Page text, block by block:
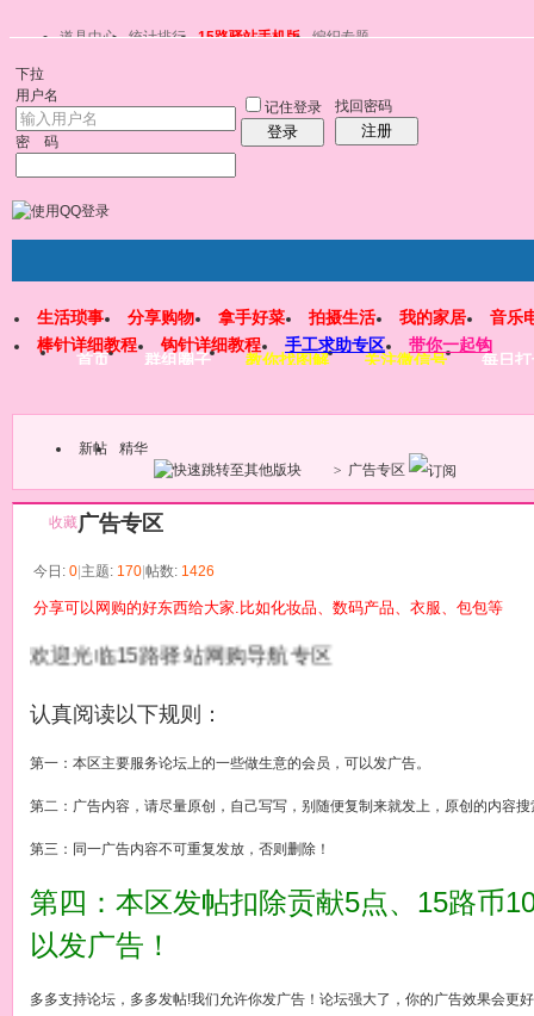
道具中心 统计排行 15路驿站手机版 编织专题
下拉
用户名
密 码
记住登录
登录
找回密码
注册
首页 群组圈子 教你找图解 关注微信号 每日
生活琐事 分享购物 拿手好菜 拍摄生活 我的家居
音乐
棒针详细教程
钩针详细教程 手工求助专区 带你一起钩
新帖
精华
> 广告专区
广告专区
收藏
今日: 0|主题: 170|帖数: 1426
分享可以网购的好东西给大家.比如化妆品、数码产品、衣服、包包等
欢迎光临15路驿站网购导航专区
认真阅读以下规则：
第一：本区主要服务论坛上的一些做生意的会员，可以发广告。
第二：广告内容，请尽量原创，自己写写，别随便复制来就发上，原创的内容
第三：同一广告内容不可重复发放，否则删除！
第四：本区发帖扣除贡献5点、15路币
以发广告！
多多支持论坛，多多发帖!我们允许你发广告！论坛强大了，你的广告效果会更